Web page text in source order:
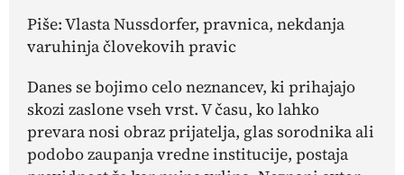
Piše: Vlasta Nussdorfer, pravnica, nekdanja
varuhinja človekovih pravic
Danes se bojimo celo neznancev, ki prihajajo
skozi zaslone vseh vrst. V času, ko lahko
prevara nosi obraz prijatelja, glas sorodnika ali
podobo zaupanja vredne institucije, postaja